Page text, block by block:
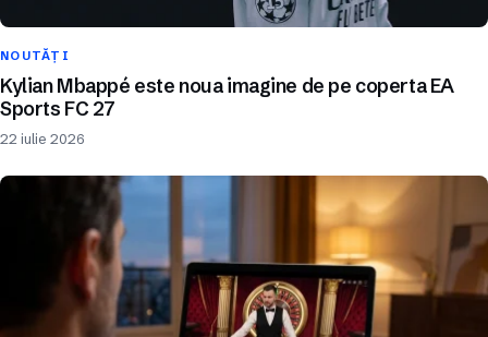
NOUTĂȚI
Kylian Mbappé este noua imagine de pe coperta EA
Sports FC 27
22 iulie 2026